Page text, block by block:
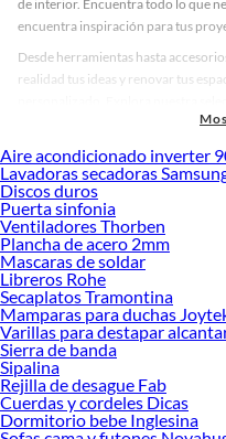
de interior. Encuentra todo lo que
encuentra inspiración para tus
Desde herramientas hasta
realidad tus ideas y renovar tus
accesorios de calidad que te
Desde remodelaciones hasta
tus ideas realidad. ¡Visítanos y
Otros accesorios de interior!
Explora la variedad de
Sodimac
Herramientas, materiales y
renovación de espacios. ¡Visítanos
ofrecerte!
Encuentra una amplia variedad de
Sodimac. Encuentra todo lo
decoración. ¡Visítanos y haz tus
Aire acondicionado inverter
Lavadoras secadoras
Discos duros
Puerta sinfonia
Ventiladores Thorben
Plancha de acero 2mm
Mascaras de soldar
Libreros Rohe
Secaplatos Tramontina
Mamparas para duchas
Varillas para destapar
Sierra de banda
Sipalina
Rejilla de desague Fab
Cuerdas y cordeles Dicas
Dormitorio bebe Inglesina